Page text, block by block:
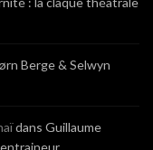
Berge & Selwyn
dans Guillaume
entraineur